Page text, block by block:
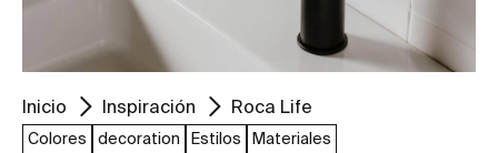
Inicio Inspiración Roca Life
Colores decoration Estilos Materiales